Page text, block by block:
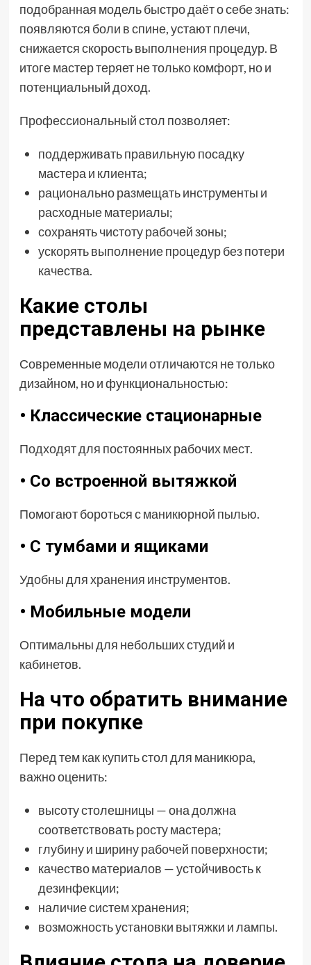
подобранная модель быстро даёт о себе знать:
появляются боли в спине, устают плечи,
снижается скорость выполнения процедур. В
итоге мастер теряет не только комфорт, но и
потенциальный доход.
Профессиональный стол позволяет:
поддерживать правильную посадку
мастера и клиента;
рационально размещать инструменты и
расходные материалы;
сохранять чистоту рабочей зоны;
ускорять выполнение процедур без потери
качества.
Какие столы
представлены на рынке
Современные модели отличаются не только
дизайном, но и функциональностью:
• Классические стационарные
Подходят для постоянных рабочих мест.
• Со встроенной вытяжкой
Помогают бороться с маникюрной пылью.
• С тумбами и ящиками
Удобны для хранения инструментов.
• Мобильные модели
Оптимальны для небольших студий и
кабинетов.
На что обратить внимание
при покупке
Перед тем как купить стол для маникюра,
важно оценить:
высоту столешницы — она должна
соответствовать росту мастера;
глубину и ширину рабочей поверхности;
качество материалов — устойчивость к
дезинфекции;
наличие систем хранения;
возможность установки вытяжки и лампы.